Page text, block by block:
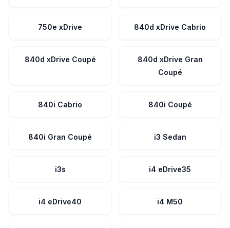
750e xDrive 840d xDrive Cabrio
840d xDrive Coupé
840d xDrive Gran
Coupé
840i Cabrio 840i Coupé
840i Gran Coupé i3 Sedan
i3s i4 eDrive35
i4 eDrive40 i4 M50